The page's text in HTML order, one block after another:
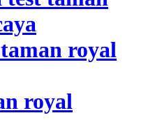
royal
royal